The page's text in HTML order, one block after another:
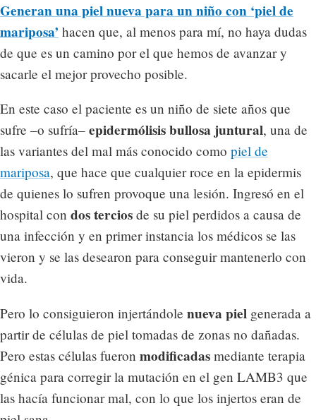
Generan una piel nueva para un niño con ‘piel de
mariposa’ hacen que, al menos para mí, no haya dudas
de que es un camino por el que hemos de avanzar y
sacarle el mejor provecho posible.
En este caso el paciente es un niño de siete años que
sufre –o sufría– epidermólisis bullosa juntural, una de
las variantes del mal más conocido como piel de
mariposa, que hace que cualquier roce en la epidermis
de quienes lo sufren provoque una lesión. Ingresó en el
hospital con dos tercios de su piel perdidos a causa de
una infección y en primer instancia los médicos se las
vieron y se las desearon para conseguir mantenerlo con
vida.
Pero lo consiguieron injertándole nueva piel generada a
partir de células de piel tomadas de zonas no dañadas.
Pero estas células fueron modificadas mediante terapia
génica para corregir la mutación en el gen LAMB3 que
las hacía funcionar mal, con lo que los injertos eran de